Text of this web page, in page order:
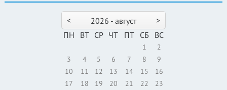
< >
2026 - август
ПН
ВТ СР ЧТ ПТ СБ ВС
1
2
3
4 5 6 7 8
9
10
11 12 13 14 15
16
17
18 19 20 21 22
23